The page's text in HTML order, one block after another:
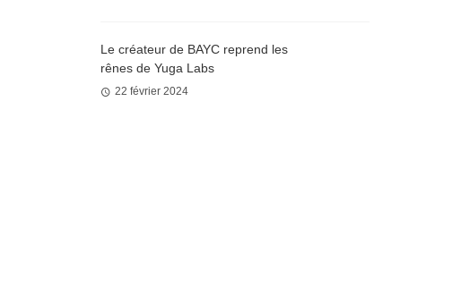
Le créateur de BAYC reprend les
rênes de Yuga Labs
22 février 2024